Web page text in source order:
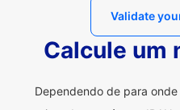
Validate
Calcule um
Dependendo de para